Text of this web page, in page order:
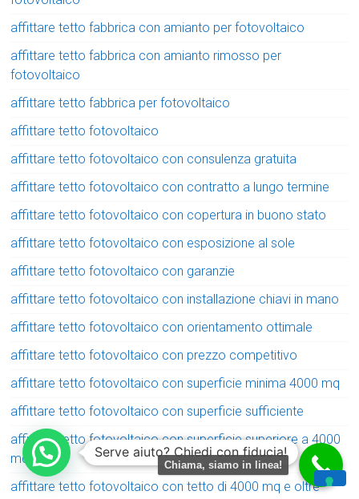
affittare tetto fabbrica con amianto per fotovoltaico
affittare tetto fabbrica con amianto rimosso per
fotovoltaico
affittare tetto fabbrica per fotovoltaico
affittare tetto fotovoltaico
affittare tetto fotovoltaico con consulenza gratuita
affittare tetto fotovoltaico con contratto a lungo termine
affittare tetto fotovoltaico con copertura in buono stato
affittare tetto fotovoltaico con esposizione al sole
affittare tetto fotovoltaico con garanzie
affittare tetto fotovoltaico con installazione chiavi in mano
affittare tetto fotovoltaico con orientamento ottimale
affittare tetto fotovoltaico con prezzo competitivo
affittare tetto fotovoltaico con superficie minima 4000 mq
affittare tetto fotovoltaico con superficie sufficiente
affittare tetto fotovoltaico con superficie superiore a 4000
mq
affittare tetto fotovoltaico con tetto di 4000 mq e oltre
Serve aiuto? Chiedi con fiducia!
Chiama, siamo in linea!